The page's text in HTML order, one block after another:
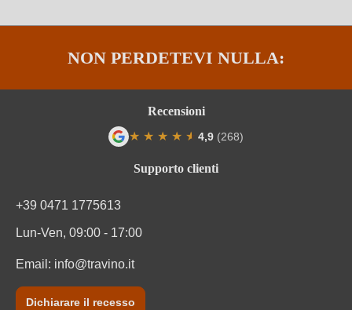
Varietà di uve della cuvée Nero d'Avola, Nocera
NON PERDETEVI NULLA:
Supporto clienti
+39 0471 1775613
Lun-Ven, 09:00 - 17:00
Email: info@travino.it
Dichiarare il recesso
Recensioni
★ ★ ★ ★ ★
★ 4,9 (268)